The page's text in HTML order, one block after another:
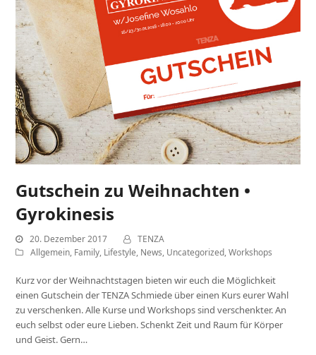
Gutschein zu Weihnachten •
Gyrokinesis
20. Dezember 2017
TENZA
Allgemein, Family, Lifestyle, News, Uncategorized,Workshops
Kurz vor der Weihnachtstagen bieten wir euch die Möglichkeit
einen Gutschein der TENZA Schmiede über einen Kurs eurer Wahl
zu verschenken. Alle Kurse und Workshops sind verschenkter. An
euch selbst oder eure Lieben. Schenkt Zeit und Raum für Körper
und Geist. Gern…